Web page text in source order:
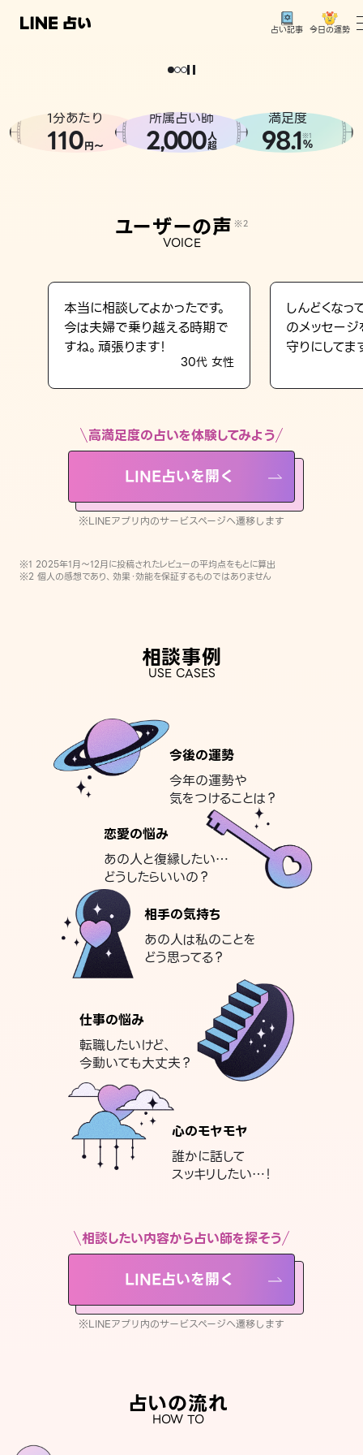
占い記事 今日の運勢
相談事例
LINE占いを開く
※LINEアプリ内のサービスページへ遷移します
どうせなら
。
1分あたり
110円〜
所属占い師
2,000人
超
満足度
98.1※1
%
ユーザーの声 ※2
VOICE
本当に相談してよかったです。
今は夫婦で乗り越える時期で
すね。頑張ります！
30代 女性
しんどくなっ
のメッセー
守りにしてま
高満足度の占いを体験してみよう
LINE占いを開く
※LINEアプリ内のサービスページへ遷移します
※1 2025年1月〜12月に投稿されたレビューの平均点をもとに算出
※2 個人の感想であり、効果・効能を保証するものではありません
相談事例
USE CASES
今後の運勢
今年の運勢や
気をつけることは？
恋愛の悩み
あの人と復縁したい…
どうしたらいいの？
相手の気持ち
あの人は私のことを
どう思ってる？
仕事の悩み
転職したいけど、
今動いても大丈夫？
心のモヤモヤ
誰かに話して
スッキリしたい…！
相談したい内容から占い師を探そう
LINE占いを開く
※LINEアプリ内のサービスページへ遷移します
占いの流れ
HOW TO